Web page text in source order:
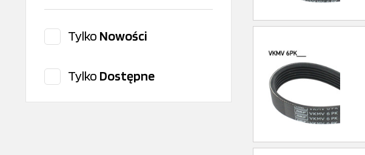
Iveco original
RENAULT/DACIA
SKF
Tylko Nowości
Tylko Dostępne